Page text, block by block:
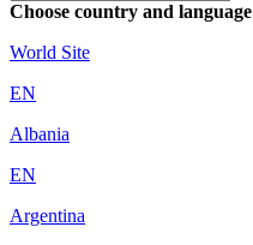
Choose country and language
World Site
EN
Albania
EN
Argentina